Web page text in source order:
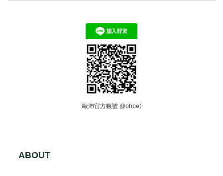
歐沛官方帳號 @ohpet
ABOUT